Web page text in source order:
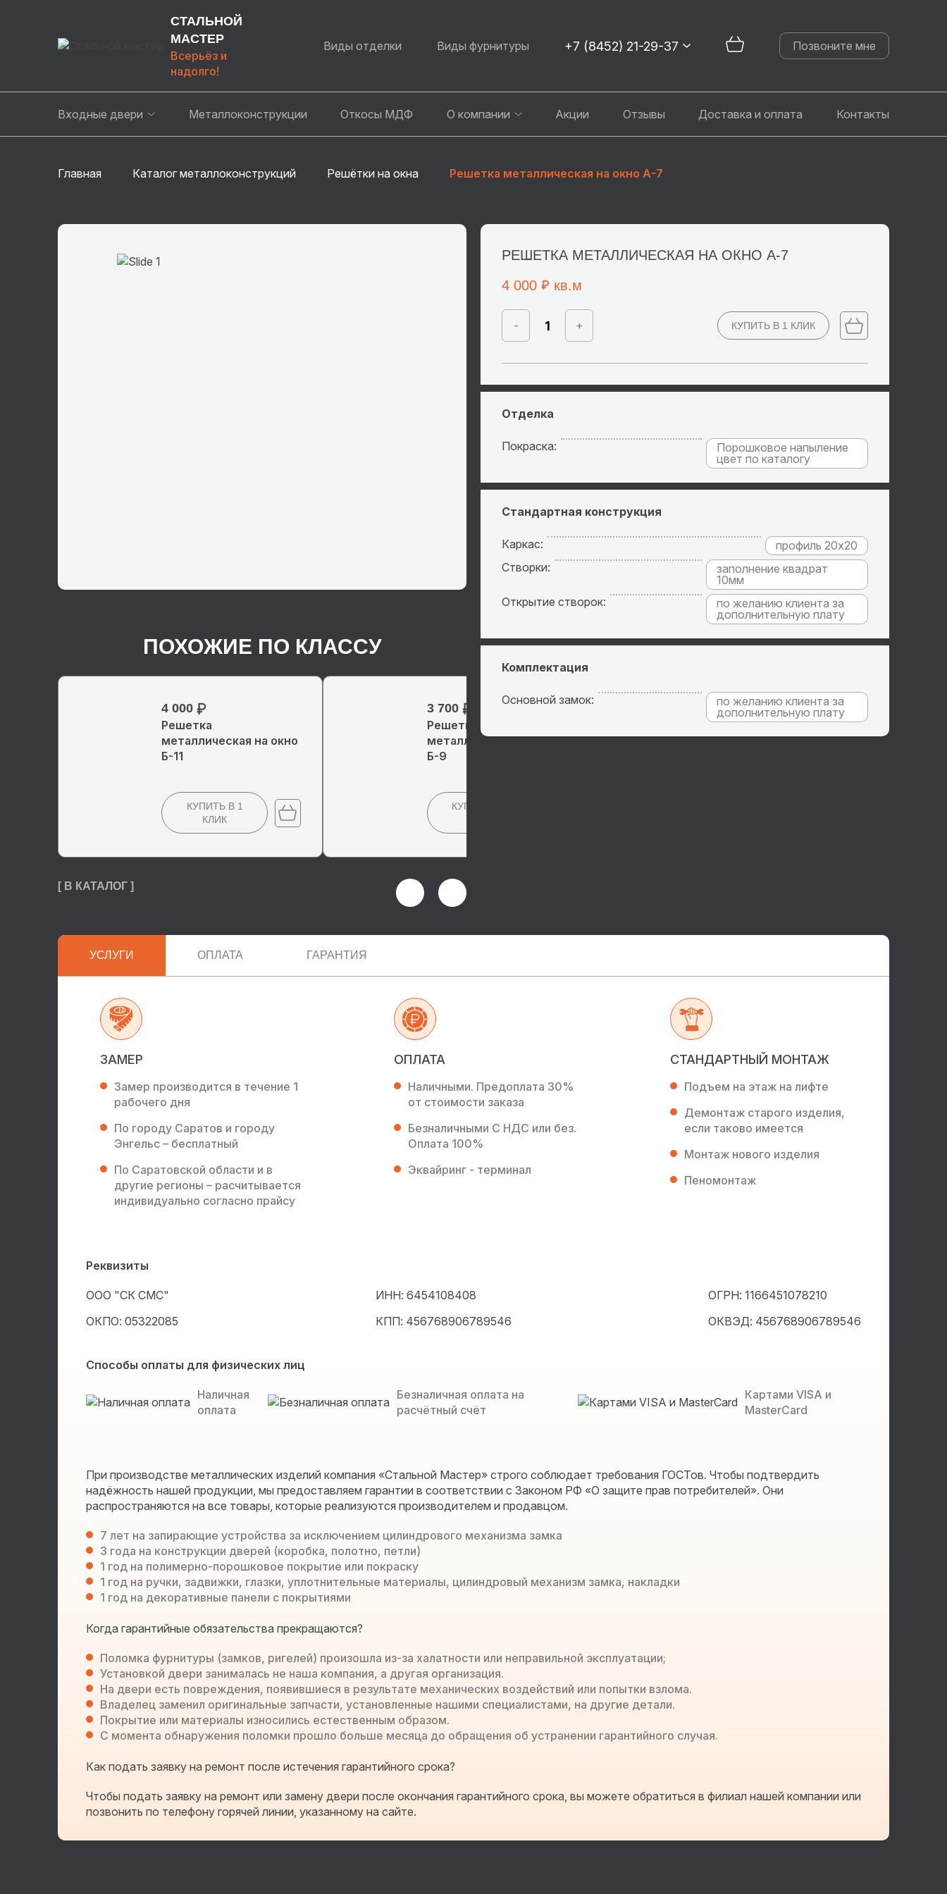
СТАЛЬНОЙ
МАСТЕР
Всерьёз и
надолго!
Виды отделки Виды фурнитуры +7 (8452) 21-29-37 Позвоните мне
Входные двери Металлоконструкции Откосы МДФ О компании Акции Отзывы Доставка и оплата Контакты
Главная Каталог металлоконструкций Решётки на окна Решетка металлическая на окно А-7
ПОХОЖИЕ ПО КЛАССУ
4 000
Решетка
металлическая на окно
Б-11
КУПИТЬ В 1
КЛИК
3 700
Решетка
металлическая на окно
Б-9
КУПИТЬ
3 700
Решетка
металлическая на окно
[ В КАТАЛОГ ]
РЕШЕТКА МЕТАЛЛИЧЕСКАЯ НА ОКНО А-7
4 000
кв.м
- + КУПИТЬ В 1 КЛИК
Отделка
Покраска:
Порошковое напыление
цвет по каталогу
Стандартная конструкция
Каркас:
профиль 20х20
Створки:
заполнение квадрат
10мм
Открытие створок:
по желанию клиента за
дополнительную плату
Комплектация
Основной замок:
по желанию клиента за
дополнительную плату
УСЛУГИ ОПЛАТА ГАРАНТИЯ
ЗАМЕР
Замер производится в течение 1
рабочего дня
По городу Саратов и городу
Энгельс – бесплатный
По Саратовской области и в
другие регионы – расчитывается
индивидуально согласно прайсу
ОПЛАТА
Наличными. Предоплата 30%
от стоимости заказа
Безналичными С НДС или без.
Оплата 100%
Эквайринг - терминал
СТАНДАРТНЫЙ МОНТАЖ
Подъем на этаж на лифте
Демонтаж старого изделия,
если таково имеется
Монтаж нового изделия
Пеномонтаж
Реквизиты
ООО "СК СМС"
ОКПО: 05322085
ИНН: 6454108408
КПП: 456768906789546
ОГРН: 1166451078210
ОКВЭД: 456768906789546
Способы оплаты для физических лиц
Наличная
оплата
Безналичная оплата на
расчётный счёт
Картами VISA и
MasterCard
При производстве металлических изделий компания «Стальной Мастер» строго соблюдает требования ГОСТов. Чтобы подтвердить
надёжность нашей продукции, мы предоставляем гарантии в соответствии с Законом РФ «О защите прав потребителей». Они
распространяются на все товары, которые реализуются производителем и продавцом.
7 лет на запирающие устройства за исключением цилиндрового механизма замка
3 года на конструкции дверей (коробка, полотно, петли)
1 год на полимерно-порошковое покрытие или покраску
1 год на ручки, задвижки, глазки, уплотнительные материалы, цилиндровый механизм замка, накладки
1 год на декоративные панели с покрытиями
Когда гарантийные обязательства прекращаются?
Поломка фурнитуры (замков, ригелей) произошла из-за халатности или неправильной эксплуатации;
Установкой двери занималась не наша компания, а другая организация.
На двери есть повреждения, появившиеся в результате механических воздействий или попытки взлома.
Владелец заменил оригинальные запчасти, установленные нашими специалистами, на другие детали.
Покрытие или материалы износились естественным образом.
С момента обнаружения поломки прошло больше месяца до обращения об устранении гарантийного случая.
Как подать заявку на ремонт после истечения гарантийного срока?
Чтобы подать заявку на ремонт или замену двери после окончания гарантийного срока, вы можете обратиться в филиал нашей компании или
позвонить по телефону горячей линии, указанному на сайте.